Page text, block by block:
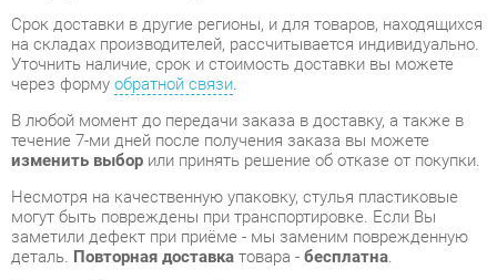
В любой момент до передачи заказа в доставку, а также в
течение 7-ми дней после получения заказа вы можете
изменить выборили принять решение об отказе от покупки.
Несмотря на качественную упаковку, стулья пластиковые
могут быть повреждены при транспортировке. Если Вы
заметили дефект при приёме - мы заменим поврежденную
деталь.Повторная доставкатовара -бесплатна.
На всю мебель категории Стулья пластиковые
распространяетсягарантия 1 год, а на некоторые модели – 2
года с момента приобретения.
Стул пластиковый Stool Group Lady Коричневый- это